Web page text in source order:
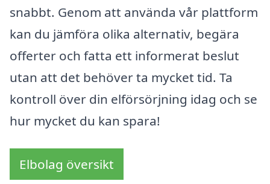
snabbt. Genom att använda vår plattform
kan du jämföra olika alternativ, begära
offerter och fatta ett informerat beslut
utan att det behöver ta mycket tid. Ta
kontroll över din elförsörjning idag och se
hur mycket du kan spara!
Elbolag översikt